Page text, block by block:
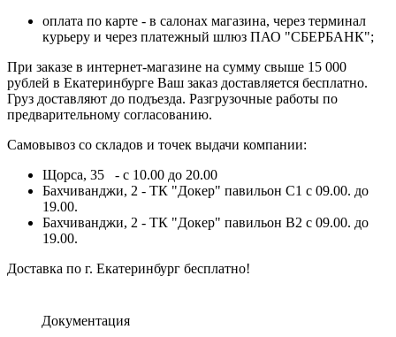
оплата по карте - в салонах магазина, через терминал
курьеру и через платежный шлюз ПАО "СБЕРБАНК";
При заказе в интернет-магазине на сумму свыше 15 000
рублей в Екатеринбурге Ваш заказ доставляется бесплатно.
Груз доставляют до подъезда. Разгрузочные работы по
предварительному согласованию.
Самовывоз со складов и точек выдачи компании:
Щорса, 35 - с 10.00 до 20.00
Бахчиванджи, 2 - ТК "Докер" павильон С1 с 09.00. до
19.00.
Бахчиванджи, 2 - ТК "Докер" павильон B2 с 09.00. до
19.00.
Доставка по г. Екатеринбург бесплатно!
Документация